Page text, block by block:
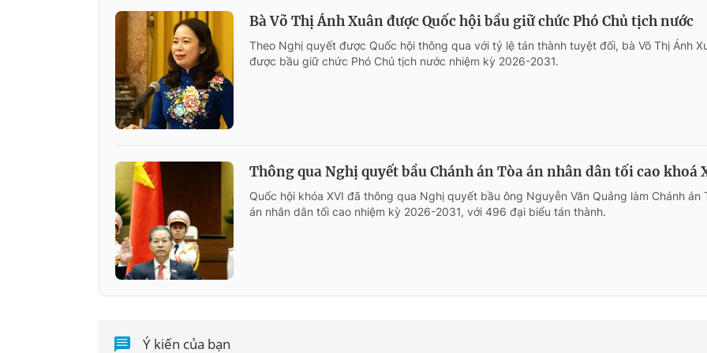
Bà Võ Thị Ánh Xuân được Quốc hội bầu giữ chức Phó Chủ tịch nước
Theo Nghị quyết được Quốc hội thông qua với tỷ lệ tán thành tuyệt đối, bà Võ Thị Ánh
được bầu giữ chức Phó Chủ tịch nước nhiệm kỳ 2026-2031.
Thông qua Nghị quyết bầu Chánh án Tòa án nhân dân tối cao khoá
Quốc hội khóa XVI đã thông qua Nghị quyết bầu ông Nguyễn Văn Quảng làm Chánh án
án nhân dân tối cao nhiệm kỳ 2026-2031, với 496 đại biểu tán thành.
Ý kiến của bạn